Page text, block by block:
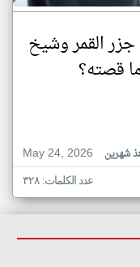
جزر القمر وشيخ
قصته؟
May 24, 2026
شهرين
عدد الكلمات: ٣٢٨